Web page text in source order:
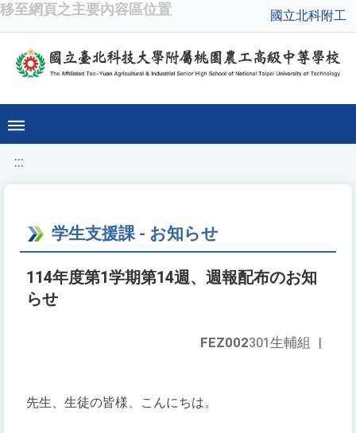
移至網頁之主要內容區位置 國立北科附工
:::
学生支援課 - お知らせ
114年度第1学期第14週、週報配布のお知
らせ
FEZ002301生輔組 |
先生、生徒の皆様、こんにちは。